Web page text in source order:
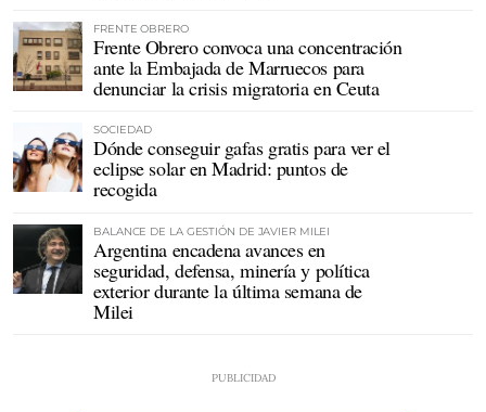
FRENTE OBRERO
Frente Obrero convoca una concentración
ante la Embajada de Marruecos para
denunciar la crisis migratoria en Ceuta
SOCIEDAD
Dónde conseguir gafas gratis para ver el
eclipse solar en Madrid: puntos de
recogida
BALANCE DE LA GESTIÓN DE JAVIER MILEI
Argentina encadena avances en
seguridad, defensa, minería y política
exterior durante la última semana de
Milei